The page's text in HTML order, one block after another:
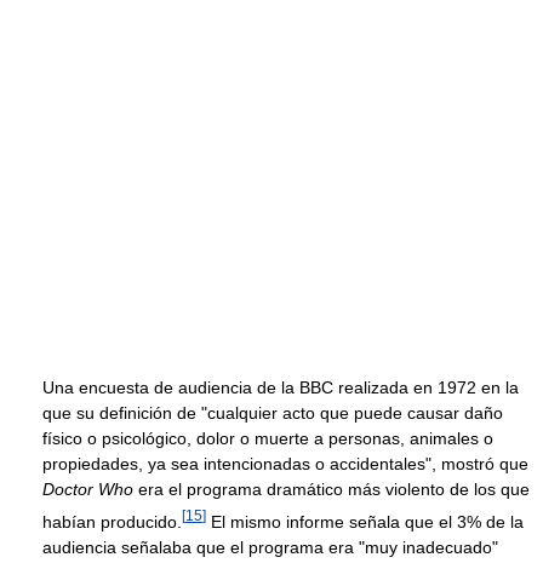
Una encuesta de audiencia de la BBC realizada en 1972 en la
que su definición de "cualquier acto que puede causar daño
físico o psicológico, dolor o muerte a personas, animales o
propiedades, ya sea intencionadas o accidentales", mostró que
Doctor Who era el programa dramático más violento de los que
habían producido. [15] El mismo informe señala que el 3% de la
audiencia señalaba que el programa era "muy inadecuado"